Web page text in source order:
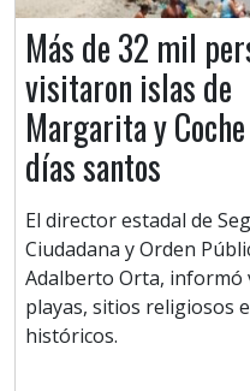
Más de 32 mil
visitaron islas de
Margarita y
días santos
El director estadal de
Ciudadana y Orden
Adalberto Orta, informó
playas, sitios religiosos e
históricos.